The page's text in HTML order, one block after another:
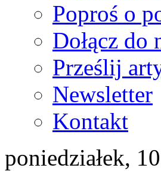
Poproś o
Dołącz do
Prześlij
Newsletter
Kontakt
poniedziałek,